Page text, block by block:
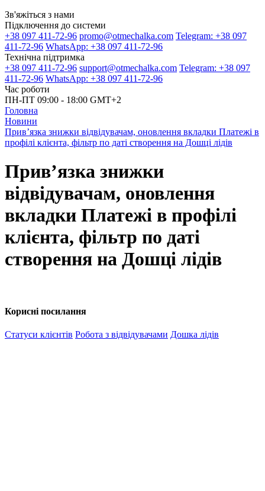
Зв'яжіться з нами
Підключення до системи
+38 097 411-72-96 promo@otmechalka.com Telegram: +38 097
411-72-96 WhatsApp: +38 097 411-72-96
Технічна підтримка
+38 097 411-72-96 support@otmechalka.com Telegram: +38 097
411-72-96 WhatsApp: +38 097 411-72-96
Час роботи
ПН-ПТ 09:00 - 18:00 GMT+2
Головна
Новини
Прив’язка знижки відвідувачам, оновлення вкладки Платежі в
профілі клієнта, фільтр по даті створення на Дошці лідів
Прив’язка знижки
відвідувачам, оновлення
вкладки Платежі в профілі
клієнта, фільтр по даті
створення на Дошці лідів
Корисні посилання
Статуси клієнтів Робота з відвідувачами Дошка лідів